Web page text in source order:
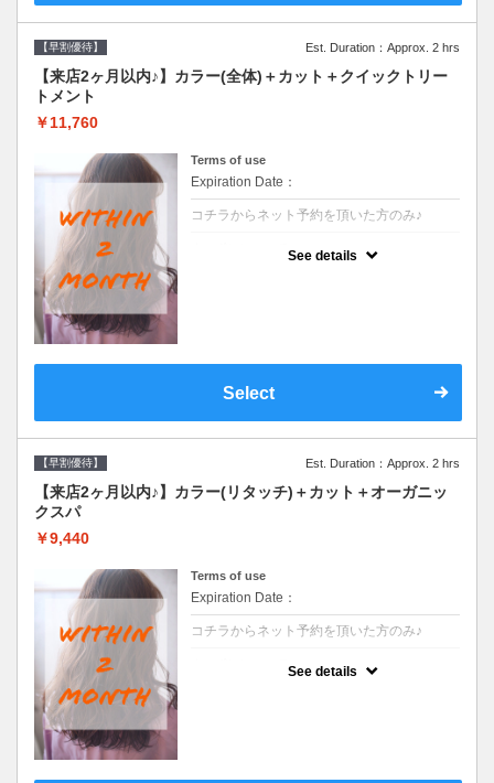
【早割優待】 Est. Duration：Approx. 2 hrs
【来店2ヶ月以内♪】カラー(全体)＋カット＋クイックトリー
トメント
￥11,760
Terms of use
Expiration Date：
コチラからネット予約を頂いた方のみ♪
See details
Select
【早割優待】 Est. Duration：Approx. 2 hrs
【来店2ヶ月以内♪】カラー(リタッチ)＋カット＋オーガニッ
クスパ
￥9,440
Terms of use
Expiration Date：
コチラからネット予約を頂いた方のみ♪
See details